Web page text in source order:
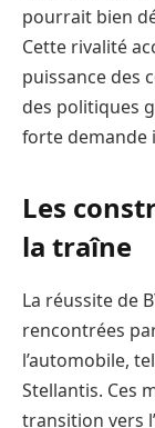
pourrait bien
Cette rivalité
puissance des
des politiques
forte demande
Les
la traîne
La réussite de
rencontrées
l’automobile,
Stellantis. Ces
transition vers